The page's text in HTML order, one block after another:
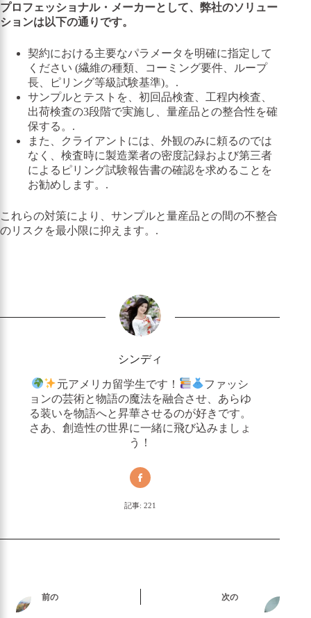
プロフェッショナル・メーカーとして、弊社のソリュー
ションは以下の通りです。
契約における主要なパラメータを明確に指定して
ください (繊維の種類、コーミング要件、ループ
長、ピリング等級試験基準)。.
サンプルとテストを、初回品検査、工程内検査、
出荷検査の3段階で実施し、量産品との整合性を確
保する。.
また、クライアントには、外観のみに頼るのでは
なく、検査時に製造業者の密度記録および第三者
によるピリング試験報告書の確認を求めることを
お勧めします。.
これらの対策により、サンプルと量産品との間の不整合
のリスクを最小限に抑えます。.
シンディ
元アメリカ留学生です！
ファッシ
ョンの芸術と物語の魔法を融合させ、あらゆ
る装いを物語へと昇華させるのが好きです。
さあ、創造性の世界に一緒に飛び込みましょ
う！
記事: 221
前の 次の